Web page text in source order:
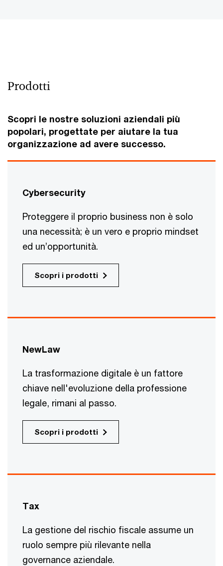
Prodotti
Scopri le nostre soluzioni aziendali più
popolari, progettate per aiutare la tua
organizzazione ad avere successo.
Cybersecurity
Proteggere il proprio business non è solo
una necessità; è un vero e proprio mindset
ed un’opportunità.
Scopri i prodotti
NewLaw
La trasformazione digitale è un fattore
chiave nell'evoluzione della professione
legale, rimani al passo.
Scopri i prodotti
Tax
La gestione del rischio fiscale assume un
ruolo sempre più rilevante nella
governance aziendale.